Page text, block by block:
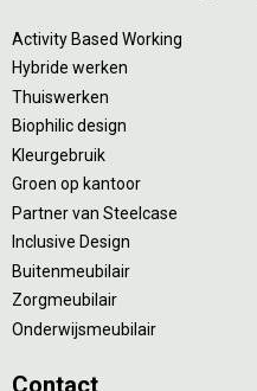
Activity Based Working
Hybride werken
Thuiswerken
Biophilic design
Kleurgebruik
Groen op kantoor
Partner van Steelcase
Inclusive Design
Buitenmeubilair
Zorgmeubilair
Onderwijsmeubilair
Contact